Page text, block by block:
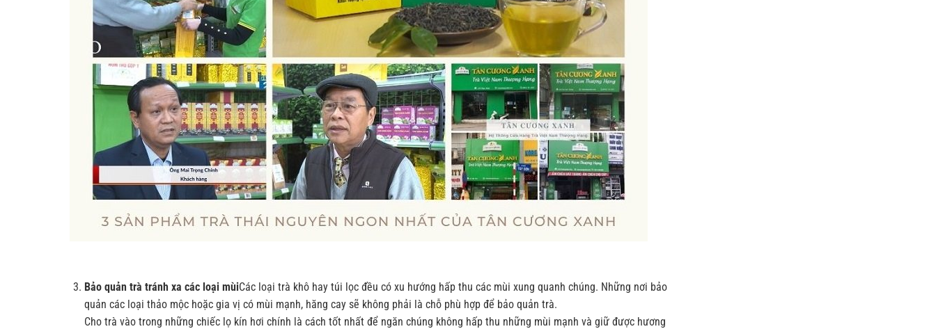
Bảo quản trà tránh xa các loại mùiCác loại trà khô hay túi lọc đều có xu hướng hấp thu các mùi xung quanh chúng. Những nơi bảo
quản các loại thảo mộc hoặc gia vị có mùi mạnh, hăng cay sẽ không phải là chỗ phù hợp để bảo quản trà.
Cho trà vào trong những chiếc lọ kín hơi chính là cách tốt nhất để ngăn chúng không hấp thu những mùi mạnh và giữ được hương